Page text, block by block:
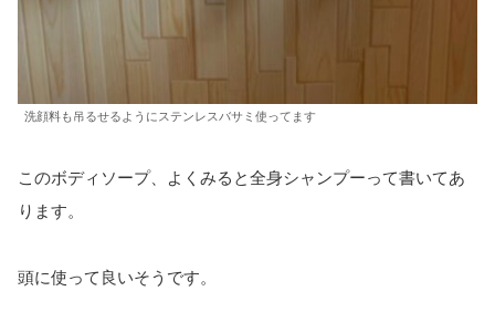
洗顔料も吊るせるようにステンレスバサミ使ってます
このボディソープ、よくみると全身シャンプーって書いてあ
ります。
頭に使って良いそうです。